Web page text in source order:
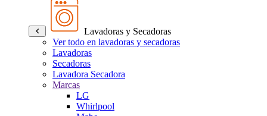
Lavadoras y Secadoras
Ver todo en lavadoras y secadoras
Lavadoras
Secadoras
Lavadora Secadora
Marcas
LG
Whirlpool